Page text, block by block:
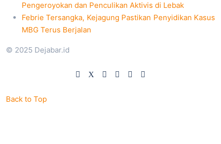
Pengeroyokan dan Penculikan Aktivis di Lebak
Febrie Tersangka, Kejagung Pastikan Penyidikan Kasus
MBG Terus Berjalan
© 2025 Dejabar.id
Back to Top